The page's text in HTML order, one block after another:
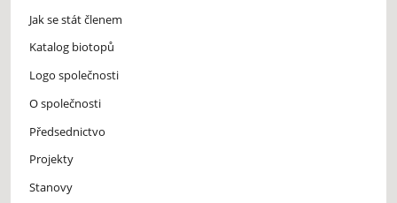
Jak se stát členem
Katalog biotopů
Logo společnosti
O společnosti
Předsednictvo
Projekty
Stanovy